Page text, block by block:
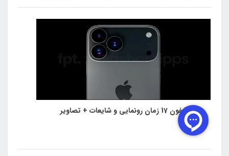
آیفون 17 زمان رونمایی و شایعات + تصاویر